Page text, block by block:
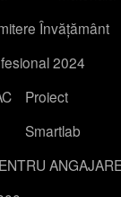
Învățământ
2024
Proiect
Smartlab